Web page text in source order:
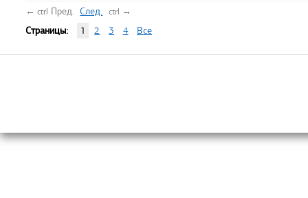
← ctrl Пред. След. ctrl →
Страницы: 1 2 3 4 Все